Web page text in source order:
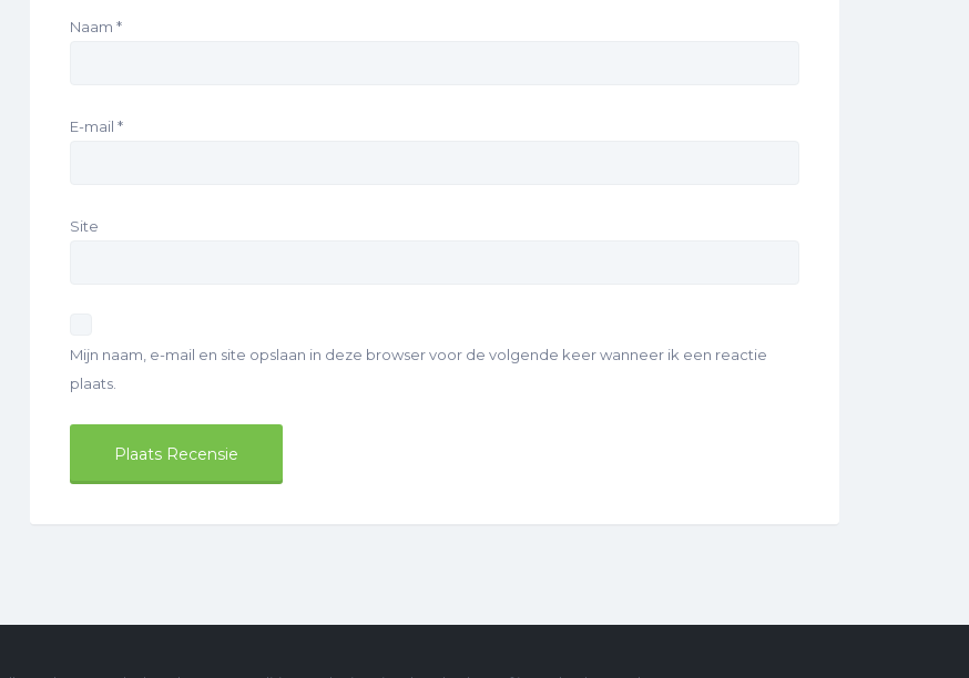
Naam *
E-mail *
Site
Mijn naam, e-mail en site opslaan in deze browser voor de volgende keer wanneer ik een reactie
plaats.